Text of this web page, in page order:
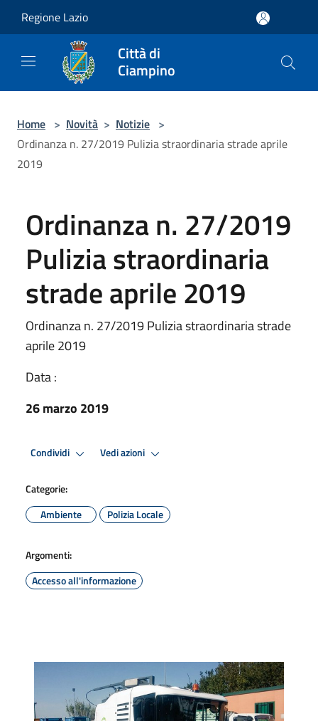
Regione Lazio
Città di
Ciampino
Home > Novità > Notizie >
Ordinanza n. 27/2019 Pulizia straordinaria strade aprile
2019
Ordinanza n. 27/2019
Pulizia straordinaria
strade aprile 2019
Ordinanza n. 27/2019 Pulizia straordinaria strade
aprile 2019
Data :
26 marzo 2019
Condividi Vedi azioni
Categorie:
Ambiente
Polizia Locale
Argomenti:
Accesso all'informazione